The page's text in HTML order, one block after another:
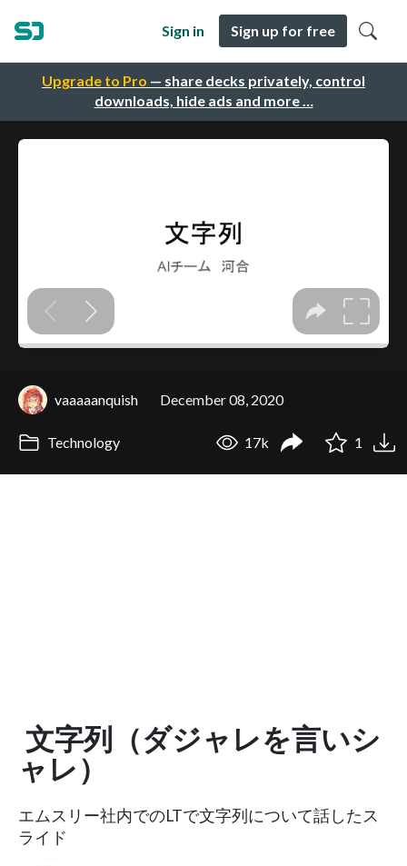
Upgrade to Pro — share decks privately, control
downloads, hide ads and more …
Sign in Sign up for free
vaaaaanquish December 08, 2020
Technology 17k 1
文字列（ダジャレを言いシ
ャレ）
エムスリー社内でのLTで文字列について話したス
ライド